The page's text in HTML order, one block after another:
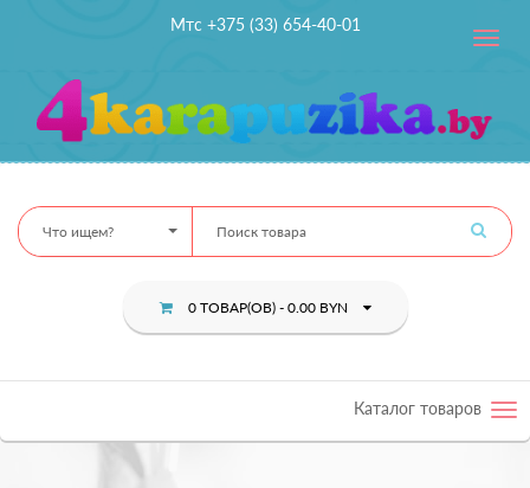
Мтс +375 (33) 654-40-01
Toggle
Что ищем?
0 ТОВАР(ОВ) - 0.00 BYN
Каталог товаров